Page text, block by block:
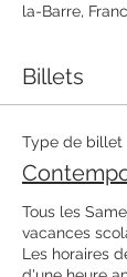
la-Barre,
Billets
Type de billet
Tous les
vacances
Les horaires